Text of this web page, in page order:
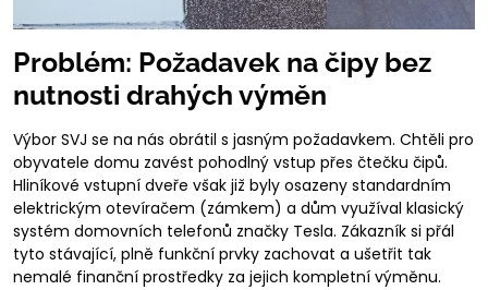
Problém: Požadavek na čipy bez
nutnosti drahých výměn
Výbor SVJ se na nás obrátil s jasným požadavkem. Chtěli pro
obyvatele domu zavést pohodlný vstup přes čtečku čipů.
Hliníkové vstupní dveře však již byly osazeny standardním
elektrickým otevíračem (zámkem) a dům využíval klasický
systém domovních telefonů značky Tesla. Zákazník si přál
tyto stávající, plně funkční prvky zachovat a ušetřit tak
nemalé finanční prostředky za jejich kompletní výměnu.